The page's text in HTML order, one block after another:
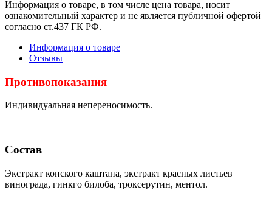
Информация о товаре, в том числе цена товара, носит
ознакомительный характер и не является публичной офертой
согласно ст.437 ГК РФ.
Информация о товаре
Отзывы
Противопоказания
Индивидуальная непереносимость.
Состав
Экстракт конского каштана, экстракт красных листьев
винограда, гинкго билоба, троксерутин, ментол.